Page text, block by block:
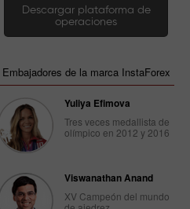
Descargar plataforma de
operaciones
Embajadores de la marca InstaForex
Yuliya Efimova
Tres veces medallista de
olímpico en 2012 y 2016
Viswanathan Anand
XV Campeón del mundo